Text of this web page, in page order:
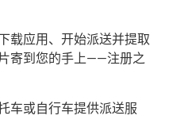
载应用、开始派送并提取
寄到您的手上——注册之
车或自行车提供派送服